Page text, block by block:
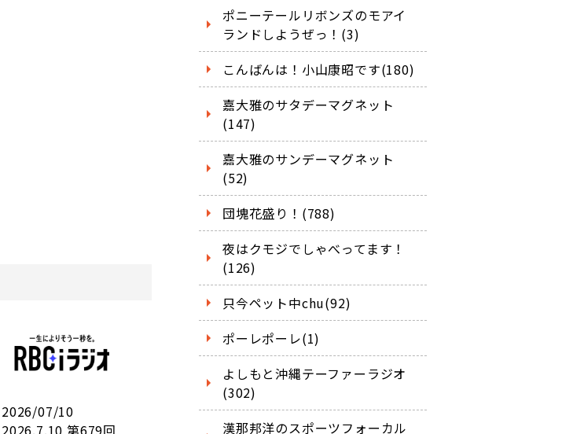
2026/07/10
2026.7.10 第679回
ポニーテールリボンズのモアイ
ランドしようぜっ！(3)
こんばんは！小山康昭です(180)
嘉大雅のサタデーマグネット
(147)
嘉大雅のサンデーマグネット
(52)
団塊花盛り！(788)
夜はクモジでしゃべってます！
(126)
只今ペット中chu(92)
ポーレポーレ(1)
よしもと沖縄テーファーラジオ
(302)
漢那邦洋のスポーツフォーカル